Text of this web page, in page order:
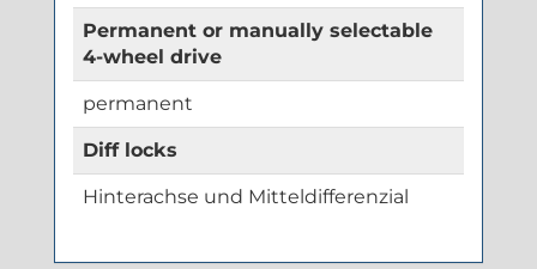
Permanent or manually selectable
4-wheel drive
permanent
Diff locks
Hinterachse und Mitteldifferenzial